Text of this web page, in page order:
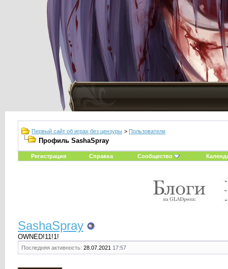
Первый сайт об играх без цензуры > Пользователи
Профиль SashaSpray
Регистрация Справка Сообщество
SashaSpray
OWNED!11!1!
Последняя активность: 28.07.2021 17:57